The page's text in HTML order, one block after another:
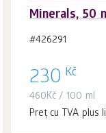
Minerals, 50
#426291
230 Kč
460Kč/ 100 ml
Preț cu TVA plus